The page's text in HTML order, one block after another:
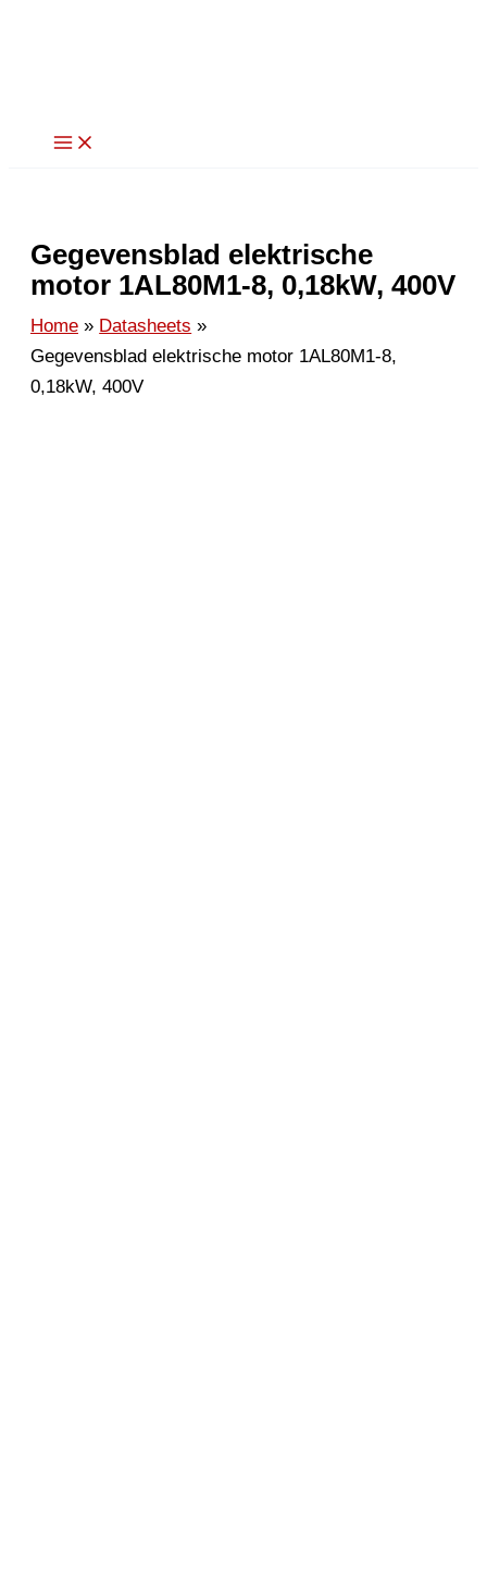
Gegevensblad elektrische
motor 1AL80M1-8, 0,18kW, 400V
Home
Datasheets
Gegevensblad elektrische motor 1AL80M1-8,
0,18kW, 400V